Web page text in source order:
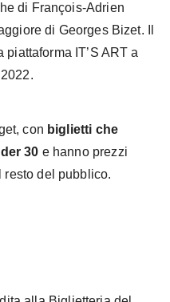
di François-Adrien
di Georges Bizet. Il
IT’S ART a
con biglietti che
30 e hanno prezzi
resto del pubblico.